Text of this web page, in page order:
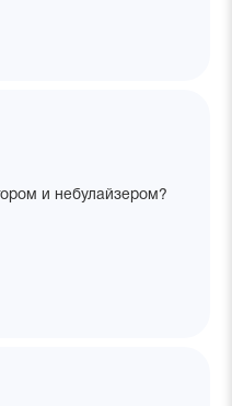
и небулайзером?